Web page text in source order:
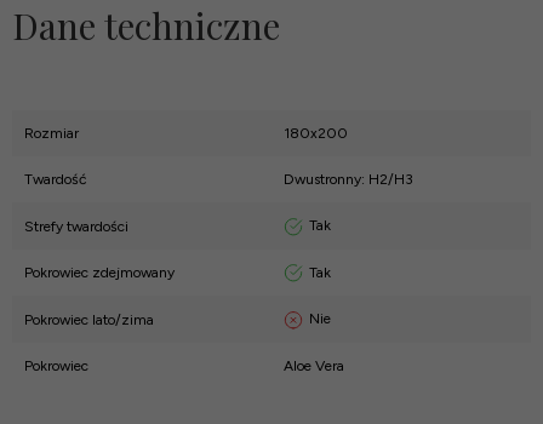
Dane techniczne
Rozmiar 180x200
Twardość Dwustronny: H2/H3
Strefy twardości Tak
Pokrowiec zdejmowany Tak
Pokrowiec lato/zima Nie
Pokrowiec Aloe Vera